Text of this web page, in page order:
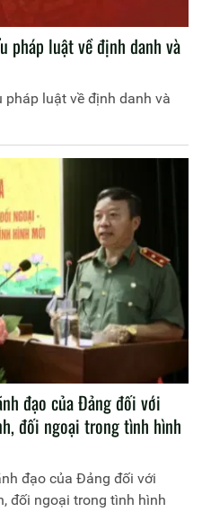
pháp luật về định danh và
pháp luật về định danh và
đạo của Đảng đối với
đối ngoại trong tình hình
đạo của Đảng đối với
đối ngoại trong tình hình